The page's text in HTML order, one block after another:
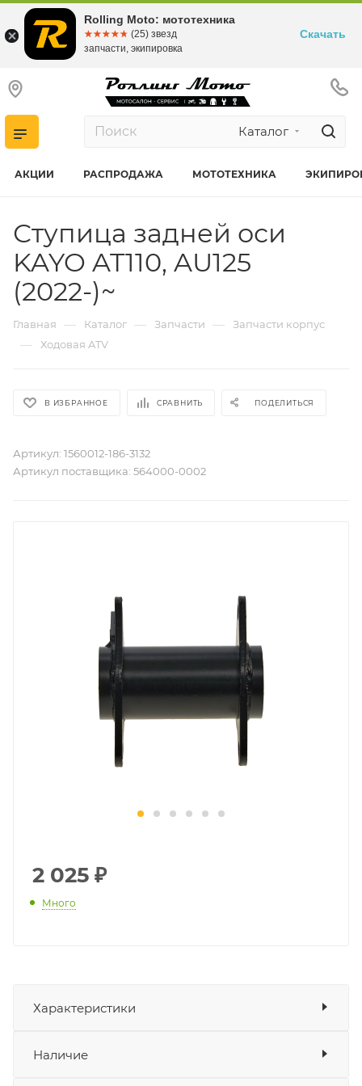
Каталог
АКЦИИ РАСПРОДАЖА МОТОТЕХНИКА
Ступица задней оси
KAYO AT110, AU125
(2022-)~
Главная — Каталог — Запчасти — Запчасти корпус
— Ходовая ATV
В ИЗБРАННОЕ СРАВНИТЬ ПОДЕЛИТЬСЯ
Артикул: 1560012-186-3132
Артикул поставщика: 564000-0002
2 025 ₽
Много
Характеристики
Подходит для
Наличие
Rolling Moto: мототехника
☆☆☆☆☆
★★★★★ (25) звезд
запчасти, экипировка
Скачать